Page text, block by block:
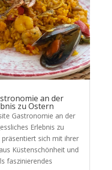
an der
zu Ostern
Gastronomie an der
Erlebnis zu
sich mit ihrer
Küstenschönheit und
faszinierendes